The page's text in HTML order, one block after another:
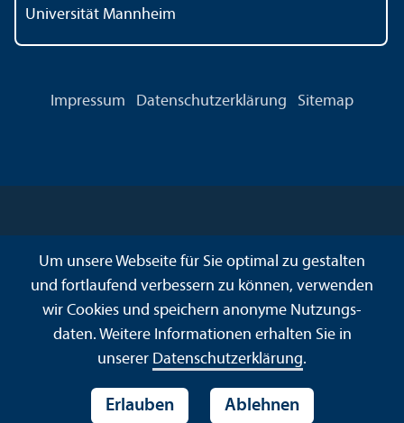
Universität Mannheim
Impressum Datenschutz­erklärung Sitemap
Um unsere Webseite für Sie optimal zu gestalten
und fortlaufend verbessern zu können, verwenden
wir Cookies und speichern anonyme Nutzungs­
daten. Weitere Informationen erhalten Sie in
unserer Datenschutz­erklärung.
Erlauben Ablehnen